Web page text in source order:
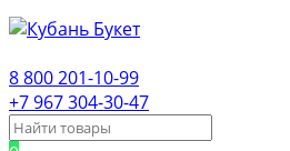
8 800 201-10-99
+7 967 304-30-47